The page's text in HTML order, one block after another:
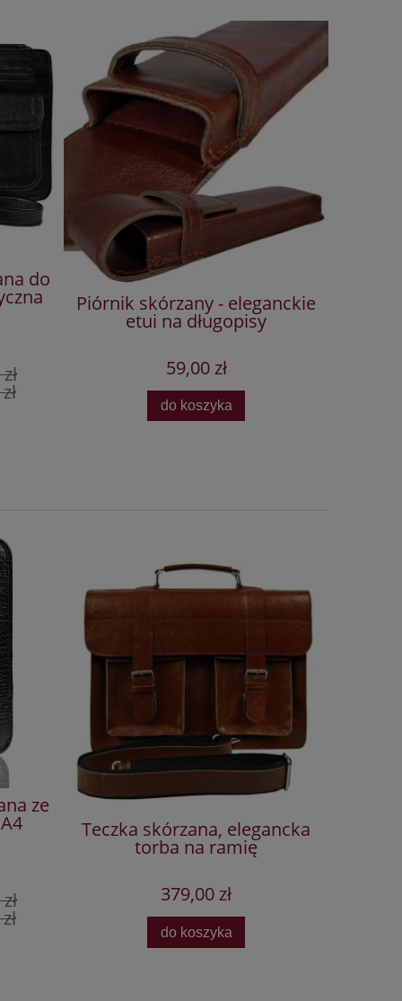
do
Piórnik skórzany - eleganckie
etui na długopisy
59,00 zł
do koszyka
ze
Teczka skórzana, elegancka
torba na ramię
379,00 zł
do koszyka